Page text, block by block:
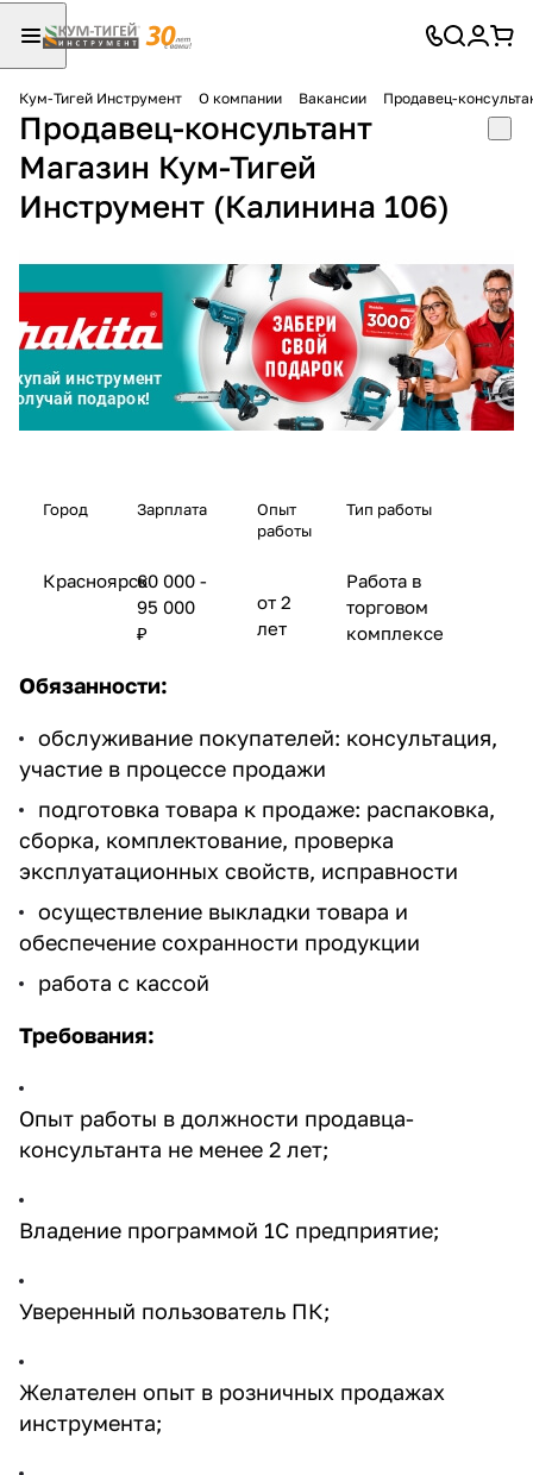
Кум-Тигей Инструмент О компании Вакансии Продавец-
Продавец-консультант
Магазин Кум-Тигей
Инструмент (Калинина 106)
Город
Красноярск
Зарплата
60 000 -
95 000
₽
Опыт
работы
от 2
лет
Тип работы
Работа в
торговом
комплексе
Обязанности:
обслуживание покупателей: консультация,
участие в процессе продажи
подготовка товара к продаже: распаковка,
сборка, комплектование, проверка
эксплуатационных свойств, исправности
осуществление выкладки товара и
обеспечение сохранности продукции
работа с кассой
Требования:
Опыт работы в должности продавца-
консультанта не менее 2 лет;
Владение программой 1С предприятие;
Уверенный пользователь ПК;
Желателен опыт в розничных продажах
инструмента;
Для клиентов всех банков
Разбейте
оплату
на части
без переплат
График платежей
Добавляйте товары
в корзину
Оплачивайте сегодня только
Получайте товар
выбранный способом
Оставшиеся
списыватьсяс вашей карты
по25%каждые 2 недели
недели
8 800 302-02-51